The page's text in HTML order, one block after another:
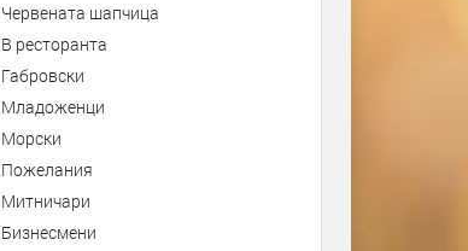
Червената шапчица
В ресторанта
Габровски
Младоженци
Морски
Пожелания
Митничари
Бизнесмени